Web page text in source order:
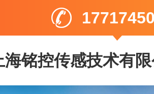
海铭控传感技术有